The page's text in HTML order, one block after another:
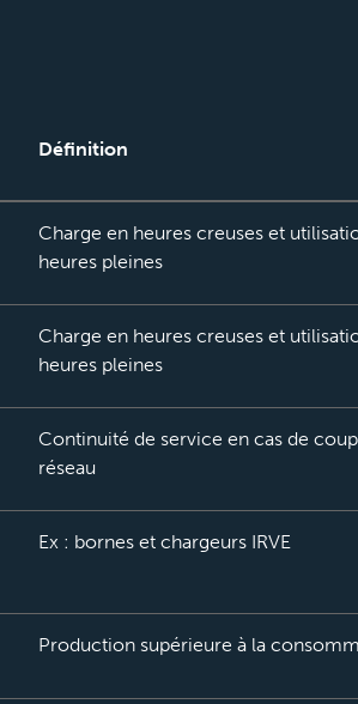
Définition
Charge en heures creuses et
heures pleines
Charge en heures creuses et
heures pleines
Continuité de service en cas de
réseau
Ex : bornes et chargeurs IRVE
Production supérieure à la